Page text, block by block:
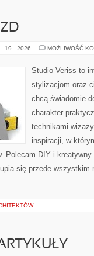
- 19 - 2026 MOŻLIWOŚĆ
Studio Veriss to
stylizacjom oraz
chcą świadomie
charakter
technikami
inspiracji, w
Polecam DIY i
się przede wszystkim